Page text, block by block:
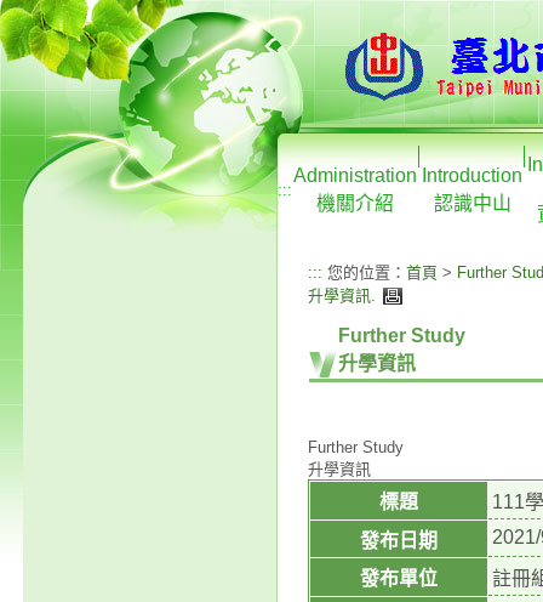
:::
Administration
機關介紹
Introduction
認識中山
::: 您的位置： 首頁 > Further
升學資訊.
Further Study
升學資訊
Further Study
升學資訊
標題
111
發布日期
發布單位
註冊